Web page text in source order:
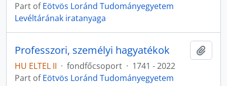
Part ofEötvös Loránd Tudományegyetem
Levéltárának iratanyaga
Professzori, személyi hagyatékok
HU ELTEL II · fondfőcsoport · 1741 - 2022
Part ofEötvös Loránd Tudományegyetem